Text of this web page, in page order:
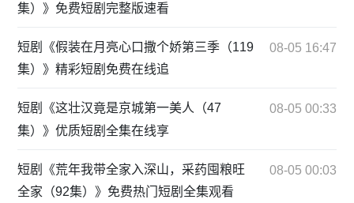
集）》免费短剧完整版速看
短剧《假装在月亮心口撒个娇第三季（119
集）》精彩短剧免费在线追
08-05 16:47
短剧《这壮汉竟是京城第一美人（47
集）》优质短剧全集在线享
08-05 00:33
短剧《荒年我带全家入深山，采药囤粮旺
全家（92集）》免费热门短剧全集观看
08-05 00:03